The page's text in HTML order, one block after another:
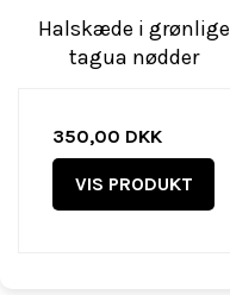
Halskæde i grønlige
tagua nødder
350,00 DKK
VIS PRODUKT